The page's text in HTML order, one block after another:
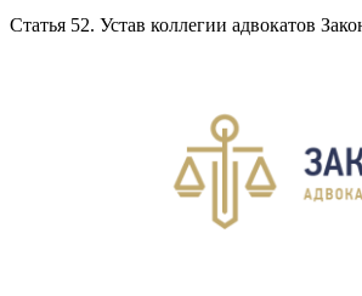
Статья 52. Устав коллегии адвокатов